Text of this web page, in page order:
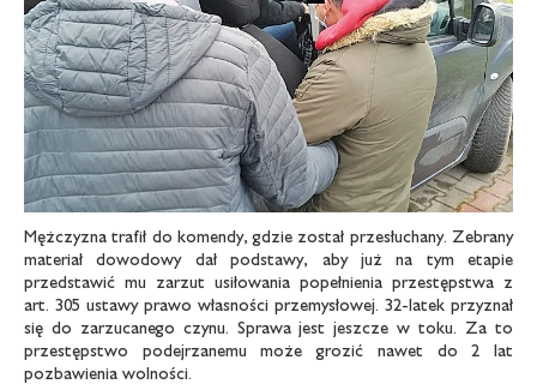
Mężczyzna trafił do komendy, gdzie został przesłuchany. Zebrany
materiał dowodowy dał podstawy, aby już na tym etapie
przedstawić mu zarzut usiłowania popełnienia przestępstwa z
art. 305 ustawy prawo własności przemysłowej. 32-latek przyznał
się do zarzucanego czynu. Sprawa jest jeszcze w toku. Za to
przestępstwo podejrzanemu może grozić nawet do 2 lat
pozbawienia wolności.